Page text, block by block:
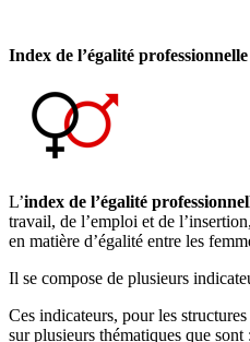
Index de l’égalité professionnelle
L’index de l’égalité
travail, de l’emploi et de
en matière d’égalité entre les
Il se compose de plusieurs
Ces indicateurs, pour les
sur plusieurs thématiques que sont :